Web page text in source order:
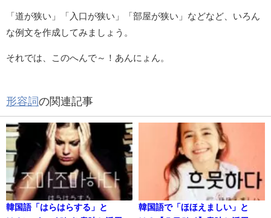
「道が狭い」「入口が狭い」「部屋が狭い」などなど、いろん
な例文を作成してみましょう。
それでは、このへんで～！あんにょん。
形容詞の関連記事
韓国語「はらはらする」と
韓国語で「ほほえましい」と